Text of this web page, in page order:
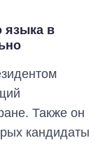
языка в
Также он
кандидаты